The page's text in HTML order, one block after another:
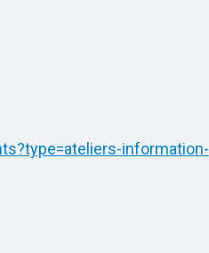
information-